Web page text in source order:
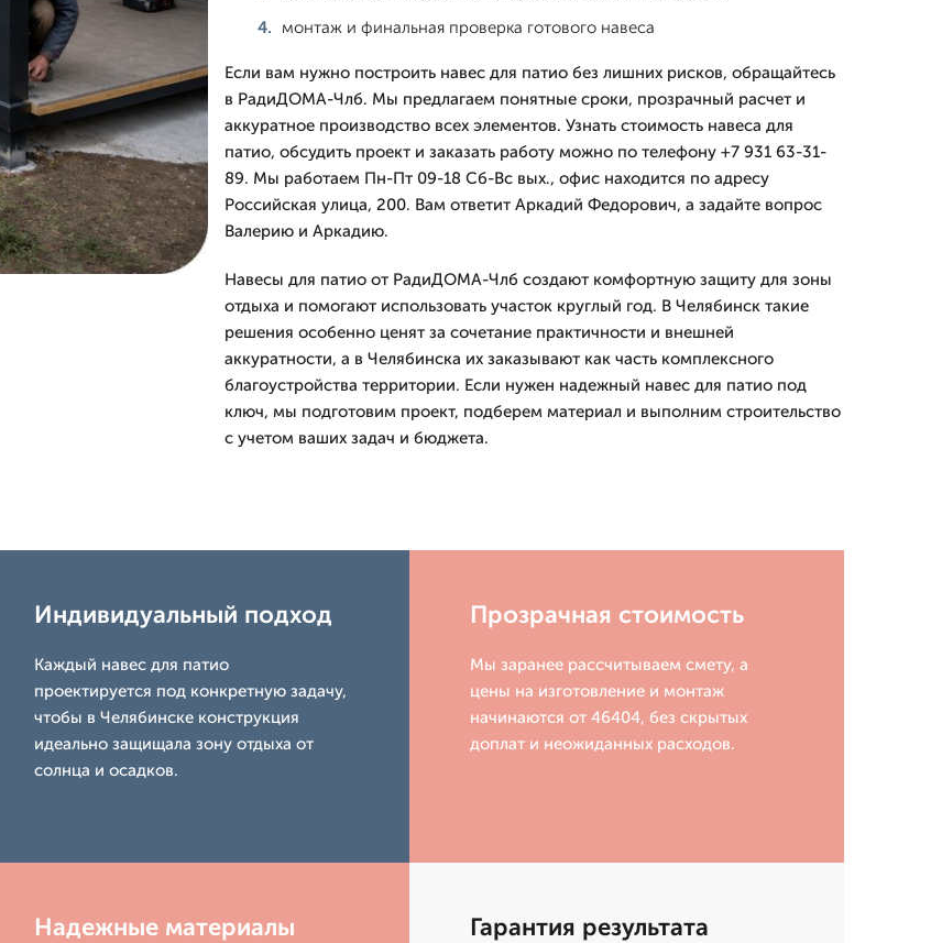
монтаж и финальная проверка готового навеса
Если вам нужно построить навес для патио без лишних рисков, обращайтесь
в РадиДОМА-Члб. Мы предлагаем понятные сроки, прозрачный расчет и
аккуратное производство всех элементов. Узнать стоимость навеса для
патио, обсудить проект и заказать работу можно по телефону +7 931 63-31-
89. Мы работаем Пн-Пт 09-18 Сб-Вс вых., офис находится по адресу
Российская улица, 200. Вам ответит Аркадий Федорович, а задайте вопрос
Валерию и Аркадию.
Навесы для патио от РадиДОМА-Члб создают комфортную защиту для зоны
отдыха и помогают использовать участок круглый год. В Челябинск такие
решения особенно ценят за сочетание практичности и внешней
аккуратности, а в Челябинска их заказывают как часть комплексного
благоустройства территории. Если нужен надежный навес для патио под
ключ, мы подготовим проект, подберем материал и выполним строительство
с учетом ваших задач и бюджета.
Индивидуальный подход
Каждый навес для патио
проектируется под конкретную задачу,
чтобы в Челябинске конструкция
идеально защищала зону отдыха от
солнца и осадков.
Прозрачная стоимость
Мы заранее рассчитываем смету, а
цены на изготовление и монтаж
начинаются от 46404, без скрытых
доплат и неожиданных расходов.
Надежные материалы Гарантия результата